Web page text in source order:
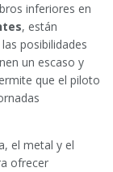
inferiores en
, están
posibilidades
un escaso y
que el piloto
el metal y el
ofrecer